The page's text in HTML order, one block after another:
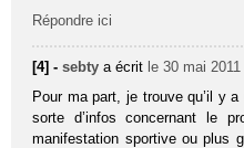
Répondre ici
[4] -sebty a écrit le 30 mai 2011
Pour ma part, je trouve qu’il y
sorte d’infos concernant le
manifestation sportive ou plus